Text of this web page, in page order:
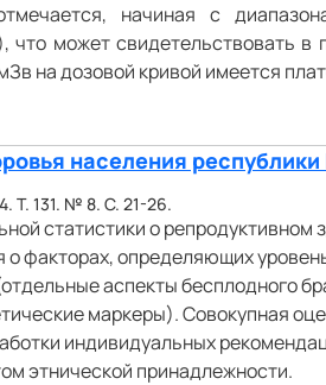
начиная с
может свидетельствовать в
на дозовой кривой имеется
населения республики
Т. 131. № 8. С. 21-26.
статистики о репродуктивном
факторах, определяющих
аспекты бесплодного
маркеры). Совокупная
индивидуальных
этнической принадлежности.